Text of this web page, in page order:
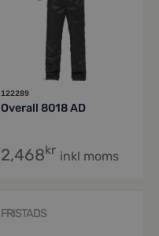
122289
Overall 8018 AD
2,468kr inkl moms
FRISTADS